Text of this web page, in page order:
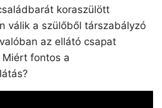
koraszülött
válik a szülőből társzabályzó
az ellátó csapat
fontos a